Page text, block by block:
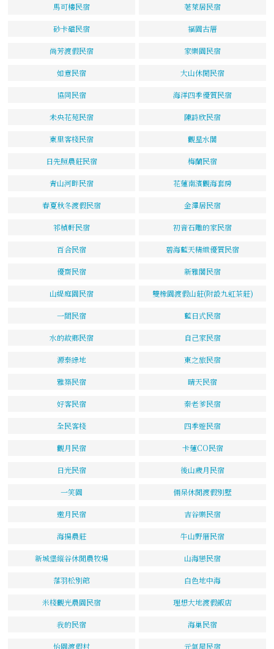
馬可樓民宿 荖萊居民宿
砂卡礑民宿 福園古厝
尚芳渡假民宿 家樂園民宿
如意民宿 大山休閒民宿
協同民宿 海洋四季優質民宿
未央花苑民宿 陳詩欣民宿
東里客棧民宿 觀星水閣
日先照農莊民宿 梅蘭民宿
青山河畔民宿 花蓮南濱觀海套房
春夏秋冬渡假民宿 金澤居民宿
祁楨軒民宿 初音石雕的家民宿
百合民宿 碧海藍天精緻優質民宿
優齋民宿 新雅閣民宿
山緹庭園民宿 雙橡園渡假山莊(附設九虹茶莊)
一間民宿 藍日式民宿
水的故鄉民宿 自己家民宿
源泰綠地 東之旅民宿
雅築民宿 晴天民宿
好客民宿 秦老爹民宿
全民客棧 四季遊民宿
觀月民宿 卡蓮CO民宿
日光民宿 後山歲月民宿
一笑園 倆呆休閒渡假別墅
邀月民宿 吉谷樂民宿
海揚農莊 牛山野厝民宿
新城堡縱谷休閒農牧場 山海戀民宿
落羽松別館 白色地中海
米棧觀光農園民宿 理想大地渡假飯店
我的民宿 海巢民宿
怡園渡假村 元氣屋民宿